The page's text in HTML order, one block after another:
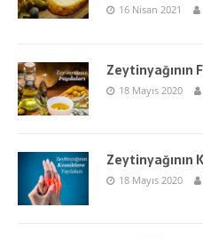
16 Nisan 2021
Zeytinyağının
18 Mayıs 2020
Zeytinyağının
18 Mayıs 2020